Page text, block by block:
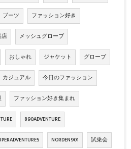
ブーツ ファッション好き
店 メッシュグローブ
おしゃれ ジャケット グローブ
カジュアル 今日のファッション
ファッション好き集まれ
890ADVENTURE
NORDEN901 試乗会